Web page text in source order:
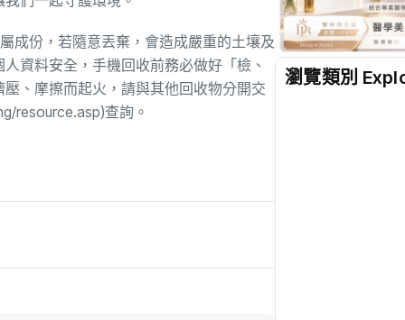
成份，若隨意丟棄，會造成嚴重的土壤及
資料安全，手機回收前務必做好「檢、
、摩擦而起火，請與其他回收物分開交
resource.asp)查詢。
瀏覽類別